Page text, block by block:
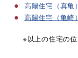
高陽住宅（真亀）
高陽住宅（亀崎）
※以上の住宅の